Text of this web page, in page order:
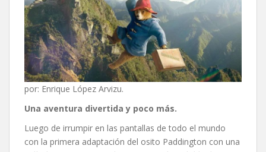
por: Enrique López Arvizu.
Una aventura divertida y poco más.
Luego de irrumpir en las pantallas de todo el mundo
con la primera adaptación del osito Paddington con una